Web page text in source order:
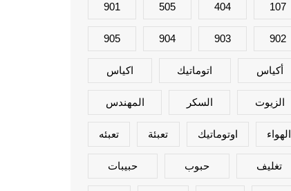
107
404
505
901
902
903
904
905
أكياس اتوماتيك اكياس
الزيوت السكر المهندس
الهواء اوتوماتيك تعبئة تعبئه
تغليف حبوب حبيبات